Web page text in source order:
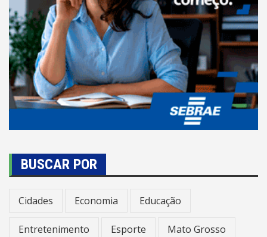
BUSCAR POR
Cidades Economia Educação
Entretenimento Esporte Mato Grosso